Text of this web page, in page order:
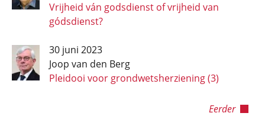
Vrijheid ván godsdienst of vrijheid van
gódsdienst?
30 juni 2023
Joop van den Berg
Pleidooi voor grondwetsherziening (3)
Eerder